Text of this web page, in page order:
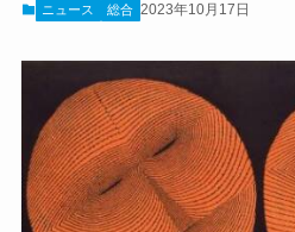
ニュース 総合 2023年10月17日